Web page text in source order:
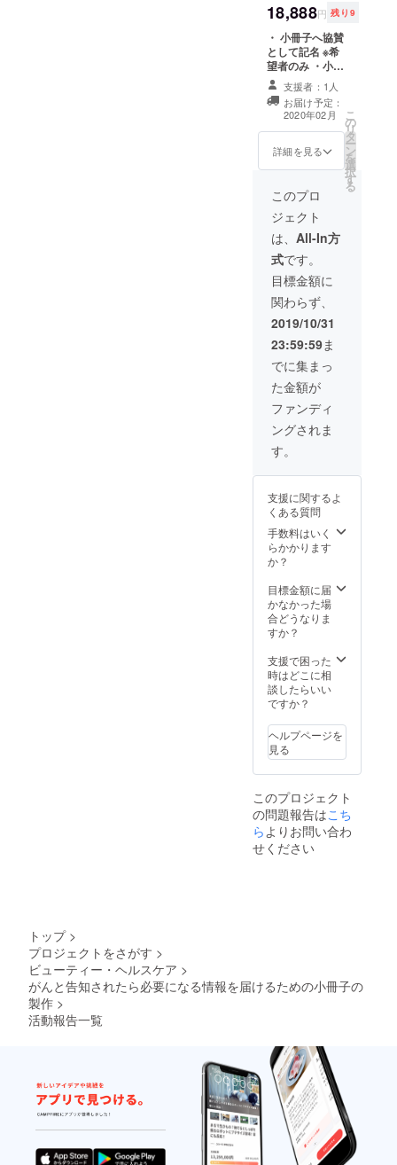
」という団
体を立ち上
げ、活動し
やすい環境
を整えまし
た。
修のもと、自費
制作となりま
す。 出版社は通
しません。
18,888円 残り9
・ 小冊子へ協賛
として記名 ※希
望者のみ ・小冊
子発表イベント
優先招待 ※希望
者のみ ・川口健
太朗とのZoom
トーク（30分）
※希望者のみ ・
・ありがとう
メール ※お名前
を掲載するリ
ターンについて
支援時、必ず備
考欄にご希望の
お名前をご記入
ください。 ※イ
ベント開催は
2020年4月～5月
す。 パトロンの
交通費や滞在費
は各自ご負担く
ださい 会場の前
方に特別席をご
用意いたしま
す。 ※小冊子は
協力医師監修の
もと、自費制作
となります。 出
版社は通しませ
ん。
支援者：1人
お届け予定：
2020年02月
詳細を見る
こ
の
リ
タ
ー
ン
を
選
択
す
る
このプロ
ジェクト
は、 All-In方
式です。
目標金額に
関わらず、
2019/10/31
23:59:59ま
でに集まっ
た金額が
ファンディ
ングされま
す。
支援に関するよ
くある質問
手数料はいく
らかかります
か？
目標金額に届
かなかった場
合どうなりま
すか？
支援で困った
時はどこに相
談したらいい
ですか？
ヘルプページを
見る
このプロジェクト
の問題報告はこち
らよりお問い合わ
せください
トップ >
プロジェクトをさがす >
ビューティー・ヘルスケア >
がんと告知されたら必要になる情報を届けるための小冊子の
製作 >
活動報告一覧